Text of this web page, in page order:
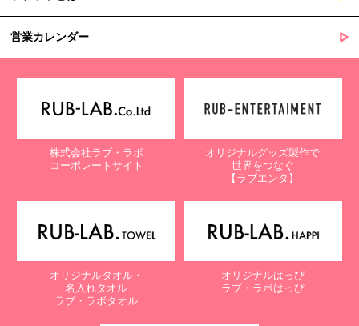
営業カレンダー
株式会社ラブ・ラボ
コーポレートサイト
オリジナルグッズ製作で
世界をつなぐ
【ラブエンタ】
オリジナルタオル・
名入れタオル
ラブ・ラボタオル
オリジナルはっぴ
ラブ・ラボはっぴ